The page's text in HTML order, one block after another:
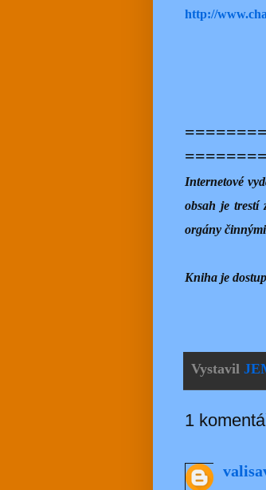
http://
Internetové
obsah je trestí
orgány
Kniha je
Vystavil
1